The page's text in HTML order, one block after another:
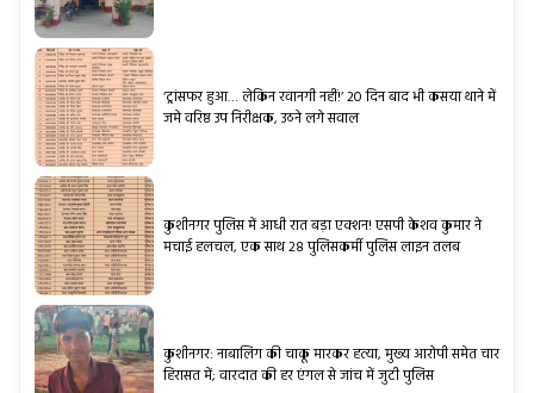
‘ट्रांसफर हुआ… लेकिन रवानगी नहीं!’ 20 दिन बाद भी कसया थाने में
जमे वरिष्ठ उप निरीक्षक, उठने लगे सवाल
कुशीनगर पुलिस में आधी रात बड़ा एक्शन! एसपी केशव कुमार ने
मचाई हलचल, एक साथ 28 पुलिसकर्मी पुलिस लाइन तलब
कुशीनगर: नाबालिग की चाकू मारकर हत्या, मुख्य आरोपी समेत चार
हिरासत में; वारदात की हर एंगल से जांच में जुटी पुलिस